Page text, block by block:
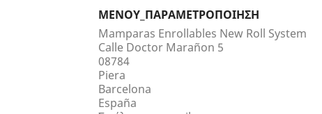
ΜΕΝΟΎ_ΠΑΡΑΜΕΤΡΟΠΟΊΗΣΗ
Mamparas Enrollables New Roll System
Calle Doctor Marañon 5
08784
Piera
Barcelona
España